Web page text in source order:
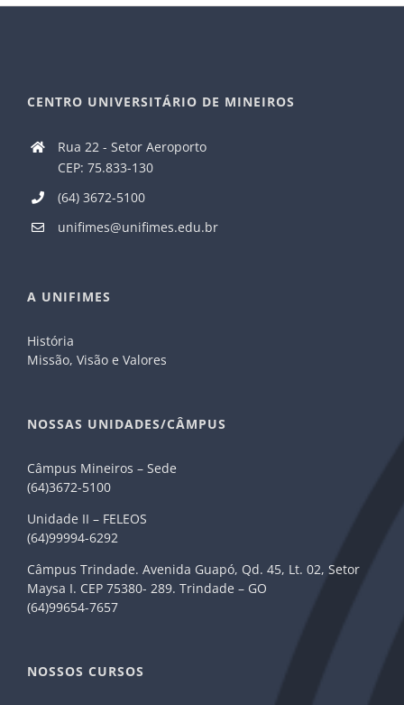
CENTRO UNIVERSITÁRIO DE MINEIROS
Rua 22 - Setor Aeroporto
CEP: 75.833-130
(64) 3672-5100
unifimes@unifimes.edu.br
A UNIFIMES
História
Missão, Visão e Valores
NOSSAS UNIDADES/CÂMPUS
Câmpus Mineiros – Sede
(64)3672-5100
Unidade II – FELEOS
(64)99994-6292
Câmpus Trindade. Avenida Guapó, Qd. 45, Lt. 02, Setor
Maysa I. CEP 75380- 289. Trindade – GO
(64)99654-7657
NOSSOS CURSOS